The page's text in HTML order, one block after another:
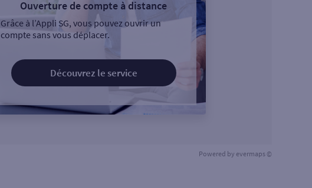
Ouverture de compte à distance
Grâce à l’Appli SG, vous pouvez ouvrir un
compte sans vous déplacer.
Découvrez le service
Powered by evermaps ©